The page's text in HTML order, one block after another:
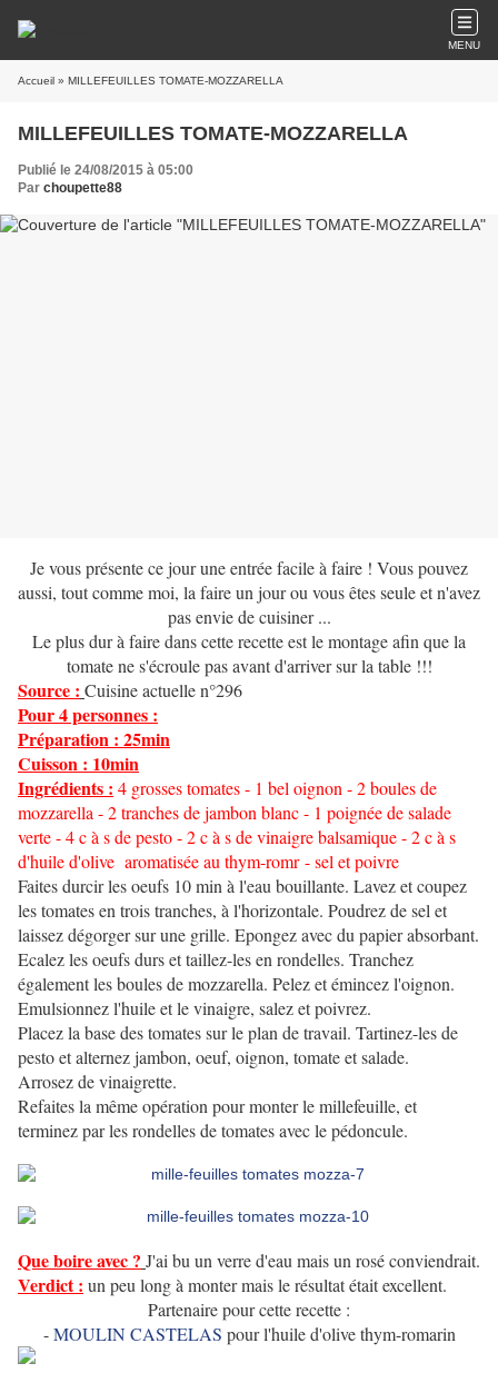
MENU
Accueil » MILLEFEUILLES TOMATE-MOZZARELLA
MILLEFEUILLES TOMATE-MOZZARELLA
Publié le 24/08/2015 à 05:00
Par choupette88
Je vous présente ce jour une entrée facile à faire ! Vous pouvez
aussi, tout comme moi, la faire un jour ou vous êtes seule et n'avez
pas envie de cuisiner ...
Le plus dur à faire dans cette recette est le montage afin que la
tomate ne s'écroule pas avant d'arriver sur la table !!!
Source : Cuisine actuelle n°296
Pour 4 personnes :
Préparation : 25min
Cuisson : 10min
Ingrédients : 4 grosses tomates - 1 bel oignon - 2 boules de
mozzarella - 2 tranches de jambon blanc - 1 poignée de salade
verte - 4 c à s de pesto - 2 c à s de vinaigre balsamique - 2 c à s
d'huile d'olive aromatisée au thym-romr - sel et poivre
Faites durcir les oeufs 10 min à l'eau bouillante. Lavez et coupez
les tomates en trois tranches, à l'horizontale. Poudrez de sel et
laissez dégorger sur une grille. Epongez avec du papier absorbant.
Ecalez les oeufs durs et taillez-les en rondelles. Tranchez
également les boules de mozzarella. Pelez et émincez l'oignon.
Emulsionnez l'huile et le vinaigre, salez et poivrez.
Placez la base des tomates sur le plan de travail. Tartinez-les de
pesto et alternez jambon, oeuf, oignon, tomate et salade.
Arrosez de vinaigrette.
Refaites la même opération pour monter le millefeuille, et
terminez par les rondelles de tomates avec le pédoncule.
Que boire avec ? J'ai bu un verre d'eau mais un rosé conviendrait.
Verdict : un peu long à monter mais le résultat était excellent.
Partenaire pour cette recette :
-MOULIN CASTELAS pour l'huile d'olive thym-romarin